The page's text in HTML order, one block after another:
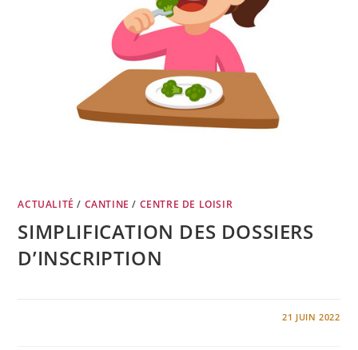
ACTUALITÉ / CANTINE / CENTRE DE LOISIR
SIMPLIFICATION DES DOSSIERS
D’INSCRIPTION
21 JUIN 2022